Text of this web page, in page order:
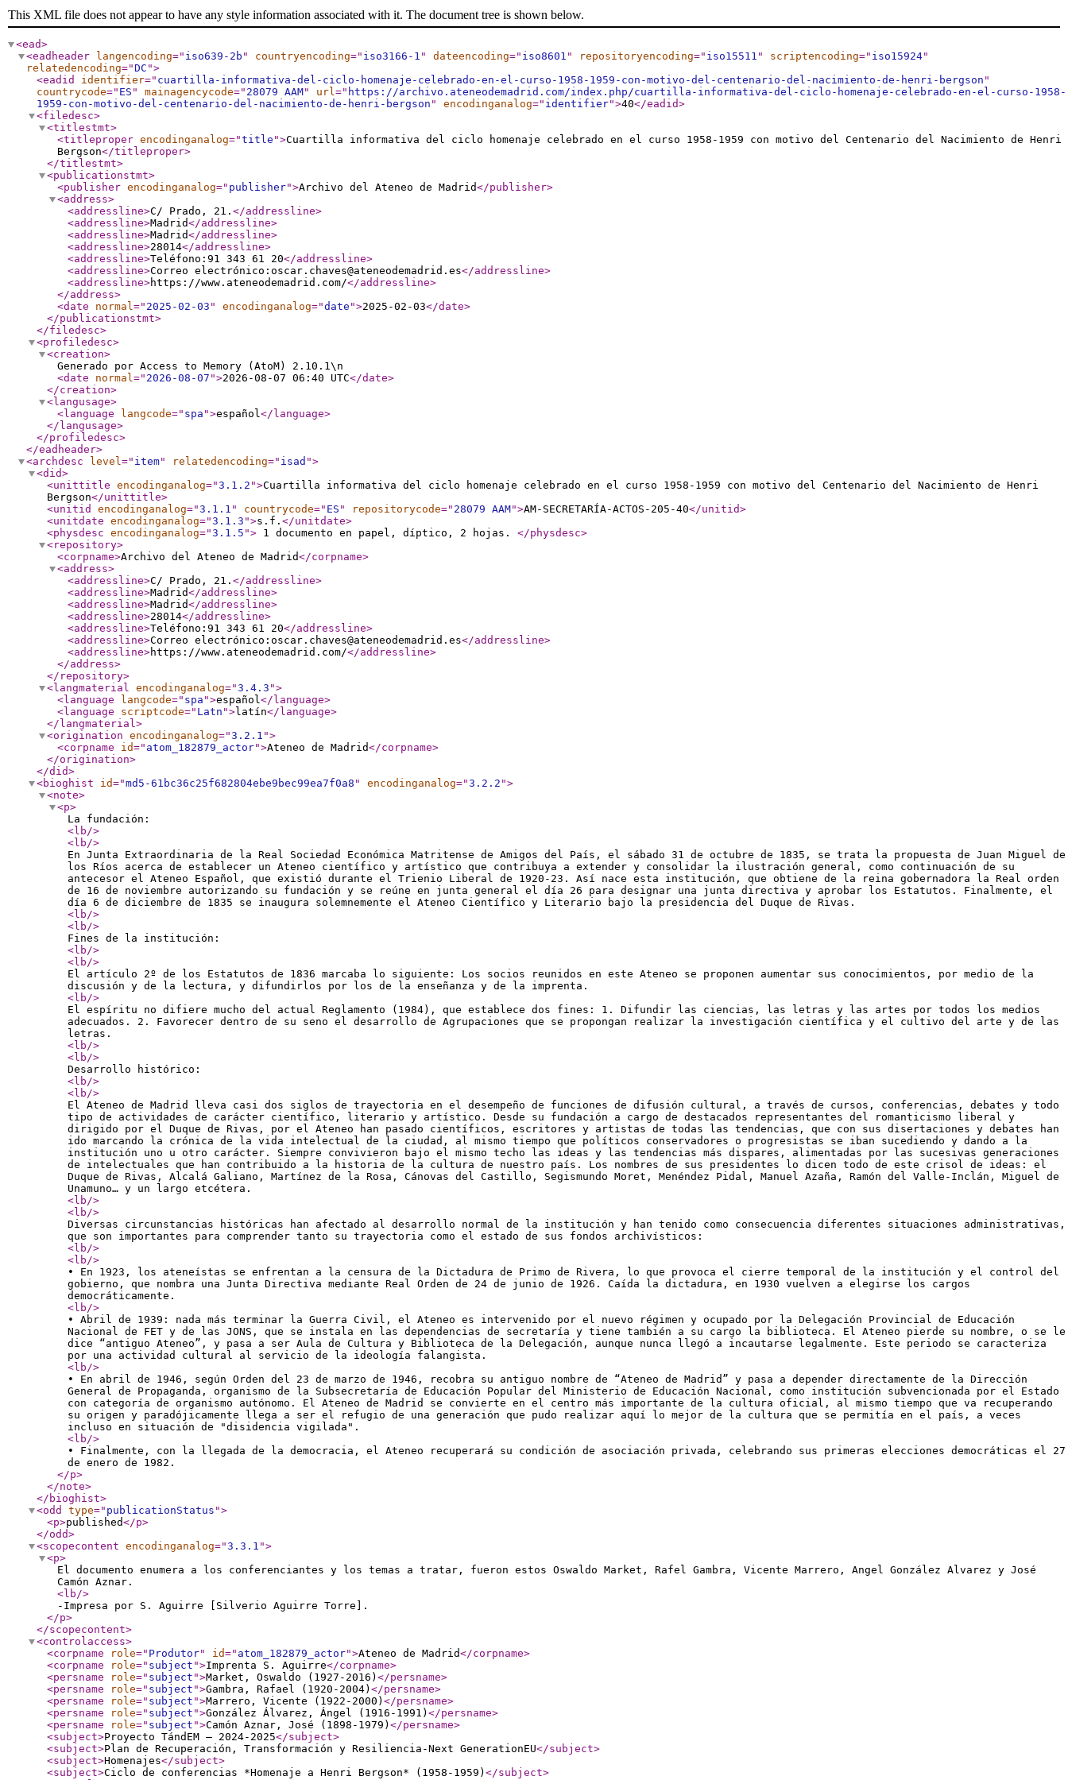
This XML file does not appear to have any style information associated with it. The document tree is shown below.
<ead>
<eadheader
langencoding=" iso639-2b " countryencoding=" iso3166-1 " dateencoding=" iso8601 " repositoryencoding=" iso15511 " scriptencoding=" iso15924"
relatedencoding="DC ">
<eadid
identifier=" cuartilla-informativa-del-ciclo-homenaje-celebrado-en-el-curso-1958-1959-con-motivo-del-centenario-del-nacimiento-de-henri-bergson "
countrycode=" ES " mainagencycode=" 28079 AAM" url=" https://archivo.ateneodemadrid.com/index.php/cuartilla-informativa-del-ciclo-homenaje-celebrado-en-el-curso-1958-
1959-con-motivo-del-centenario-del-nacimiento-de-henri-bergson " encodinganalog=" identifier">40</eadid>
<filedesc>
<titlestmt>
<titleproper encodinganalog="title ">Cuartilla informativa del ciclo homenaje celebrado en el curso 1958-1959 con motivo del Centenario del Nacimiento de Henri
Bergson</titleproper>
</titlestmt>
<publicationstmt>
<publisher encodinganalog=" publisher">Archivo del Ateneo de Madrid</publisher>
<address>
<addressline>C/ Prado, 21. </addressline>
<addressline>Madrid</addressline>
<addressline>Madrid</addressline>
<addressline>28014</addressline>
<addressline>Teléfono:91 343 61 20</addressline>
<addressline>Correo electrónico:oscar.chaves@ateneodemadrid.es</addressline>
<addressline>https://www.ateneodemadrid.com/</addressline>
</address>
<date
normal=" 2025-02-03 " encodinganalog="date ">2025-02-03</date>
</publicationstmt>
</filedesc>
<profiledesc>
<creation>
Generado por Access to Memory (AtoM) 2.10.1\n
<date
normal=" 2026-08-07 ">2026-08-07 06:40 UTC</date>
</creation>
<langusage>
<language
langcode=" spa ">español</language>
</langusage>
</profiledesc>
</eadheader>
<archdesc
level=" item" relatedencoding=" isad ">
<did>
<unittitle encodinganalog="3.1.2 ">Cuartilla informativa del ciclo homenaje celebrado en el curso 1958-1959 con motivo del Centenario del Nacimiento de Henri
Bergson</unittitle>
<unitid
encodinganalog="3.1.1 " countrycode=" ES " repositorycode=" 28079 AAM">AM-SECRETARÍA-ACTOS-205-40</unitid>
<unitdate encodinganalog="3.1.3 ">s.f. </unitdate>
<physdesc encodinganalog="3.1.5 "> 1 documento en papel, díptico, 2 hojas. </physdesc>
<repository>
<corpname>Archivo del Ateneo de Madrid</corpname>
<address>
<addressline>C/ Prado, 21. </addressline>
<addressline>Madrid</addressline>
<addressline>Madrid</addressline>
<addressline>28014</addressline>
<addressline>Teléfono:91 343 61 20</addressline>
<addressline>Correo electrónico:oscar.chaves@ateneodemadrid.es</addressline>
<addressline>https://www.ateneodemadrid.com/</addressline>
</address>
</repository>
<langmaterial encodinganalog="3.4.3 ">
<language
langcode=" spa ">español</language>
<language
scriptcode=" Latn ">latín</language>
</langmaterial>
<origination encodinganalog="3.2.1 ">
<corpname
id=" atom_182879_actor">Ateneo de Madrid</corpname>
</origination>
</did>
<bioghist
id="md5-61bc36c25f682804ebe9bec99ea7f0a8 " encodinganalog="3.2.2 ">
<note>
<p>
La fundación:
<lb/>
<lb/>
En Junta Extraordinaria de la Real Sociedad Económica Matritense de Amigos del País, el sábado 31 de octubre de 1835, se trata la propuesta de Juan Miguel de
los Ríos acerca de establecer un Ateneo científico y artístico que contribuya a extender y consolidar la ilustración general, como continuación de su
antecesor el Ateneo Español, que existió durante el Trienio Liberal de 1920-23. Así nace esta institución, que obtiene de la reina gobernadora la Real orden
de 16 de noviembre autorizando su fundación y se reúne en junta general el día 26 para designar una junta directiva y aprobar los Estatutos. Finalmente, el
día 6 de diciembre de 1835 se inaugura solemnemente el Ateneo Científico y Literario bajo la presidencia del Duque de Rivas.
<lb/>
<lb/>
Fines de la institución:
<lb/>
<lb/>
El artículo 2º de los Estatutos de 1836 marcaba lo siguiente: Los socios reunidos en este Ateneo se proponen aumentar sus conocimientos, por medio de la
discusión y de la lectura, y difundirlos por los de la enseñanza y de la imprenta.
<lb/>
El espíritu no difiere mucho del actual Reglamento (1984), que establece dos fines: 1. Difundir las ciencias, las letras y las artes por todos los medios
adecuados. 2. Favorecer dentro de su seno el desarrollo de Agrupaciones que se propongan realizar la investigación científica y el cultivo del arte y de las
letras.
<lb/>
<lb/>
Desarrollo histórico:
<lb/>
<lb/>
El Ateneo de Madrid lleva casi dos siglos de trayectoria en el desempeño de funciones de difusión cultural, a través de cursos, conferencias, debates y todo
tipo de actividades de carácter científico, literario y artístico. Desde su fundación a cargo de destacados representantes del romanticismo liberal y
dirigido por el Duque de Rivas, por el Ateneo han pasado científicos, escritores y artistas de todas las tendencias, que con sus disertaciones y debates han
ido marcando la crónica de la vida intelectual de la ciudad, al mismo tiempo que políticos conservadores o progresistas se iban sucediendo y dando a la
institución uno u otro carácter. Siempre convivieron bajo el mismo techo las ideas y las tendencias más dispares, alimentadas por las sucesivas generaciones
de intelectuales que han contribuido a la historia de la cultura de nuestro país. Los nombres de sus presidentes lo dicen todo de este crisol de ideas: el
Duque de Rivas, Alcalá Galiano, Martínez de la Rosa, Cánovas del Castillo, Segismundo Moret, Menéndez Pidal, Manuel Azaña, Ramón del Valle-Inclán, Miguel de
Unamuno… y un largo etcétera.
<lb/>
<lb/>
Diversas circunstancias históricas han afectado al desarrollo normal de la institución y han tenido como consecuencia diferentes situaciones administrativas,
que son importantes para comprender tanto su trayectoria como el estado de sus fondos archivísticos:
<lb/>
<lb/>
• En 1923, los ateneístas se enfrentan a la censura de la Dictadura de Primo de Rivera, lo que provoca el cierre temporal de la institución y el control del
gobierno, que nombra una Junta Directiva mediante Real Orden de 24 de junio de 1926. Caída la dictadura, en 1930 vuelven a elegirse los cargos
democráticamente.
<lb/>
• Abril de 1939: nada más terminar la Guerra Civil, el Ateneo es intervenido por el nuevo régimen y ocupado por la Delegación Provincial de Educación
Nacional de FET y de las JONS, que se instala en las dependencias de secretaría y tiene también a su cargo la biblioteca. El Ateneo pierde su nombre, o se le
dice “antiguo Ateneo”, y pasa a ser Aula de Cultura y Biblioteca de la Delegación, aunque nunca llegó a incautarse legalmente. Este periodo se caracteriza
por una actividad cultural al servicio de la ideología falangista.
<lb/>
• En abril de 1946, según Orden del 23 de marzo de 1946, recobra su antiguo nombre de “Ateneo de Madrid” y pasa a depender directamente de la Dirección
General de Propaganda, organismo de la Subsecretaría de Educación Popular del Ministerio de Educación Nacional, como institución subvencionada por el Estado
con categoría de organismo autónomo. El Ateneo de Madrid se convierte en el centro más importante de la cultura oficial, al mismo tiempo que va recuperando
su origen y paradójicamente llega a ser el refugio de una generación que pudo realizar aquí lo mejor de la cultura que se permitía en el país, a veces
incluso en situación de "disidencia vigilada".
<lb/>
• Finalmente, con la llegada de la democracia, el Ateneo recuperará su condición de asociación privada, celebrando sus primeras elecciones democráticas el 27
de enero de 1982.
</p>
</note>
</bioghist>
<odd
type=" publicationStatus ">
<p>published</p>
</odd>
<scopecontent encodinganalog="3.3.1 ">
<p>
El documento enumera a los conferenciantes y los temas a tratar, fueron estos Oswaldo Market, Rafel Gambra, Vicente Marrero, Angel González Alvarez y José
Camón Aznar.
<lb/>
-Impresa por S. Aguirre [Silverio Aguirre Torre].
</p>
</scopecontent>
<controlaccess>
<corpname
role=" Produtor" id=" atom_182879_actor">Ateneo de Madrid</corpname>
<corpname
role=" subject ">Imprenta S. Aguirre</corpname>
<persname
role=" subject ">Market, Oswaldo (1927-2016) </persname>
<persname
role=" subject ">Gambra, Rafael (1920-2004) </persname>
<persname
role=" subject ">Marrero, Vicente (1922-2000) </persname>
<persname
role=" subject ">González Álvarez, Ángel (1916-1991) </persname>
<persname
role=" subject ">Camón Aznar, José (1898-1979) </persname>
<subject>Proyecto TándEM – 2024-2025</subject>
<subject>Plan de Recuperación, Transformación y Resiliencia-Next GenerationEU</subject>
<subject>Homenajes</subject>
<subject>Ciclo de conferencias *Homenaje a Henri Bergson* (1958-1959) </subject>